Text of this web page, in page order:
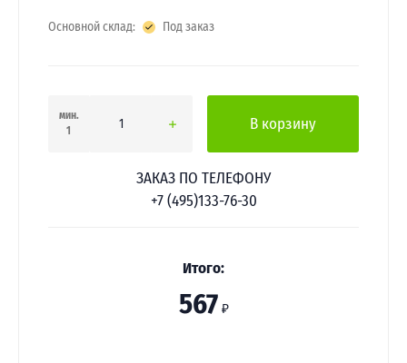
Основной склад: Под заказ
мин.
1
В корзину
ЗАКАЗ ПО ТЕЛЕФОНУ
+7 (495)133-76-30
Итого:
567 ₽